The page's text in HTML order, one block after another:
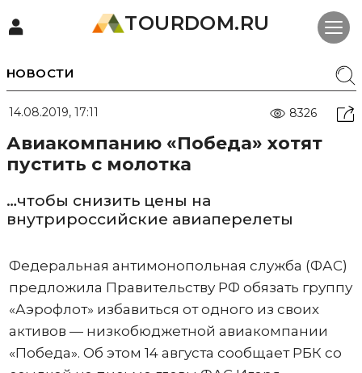
TOURDOM.RU
НОВОСТИ
14.08.2019, 17:11 8326
Авиакомпанию «Победа» хотят
пустить с молотка
…чтобы снизить цены на
внутрироссийские авиаперелеты
Федеральная антимонопольная служба (ФАС)
предложила Правительству РФ обязать группу
«Аэрофлот» избавиться от одного из своих
активов — низкобюджетной авиакомпании
«Победа». Об этом 14 августа сообщает РБК со